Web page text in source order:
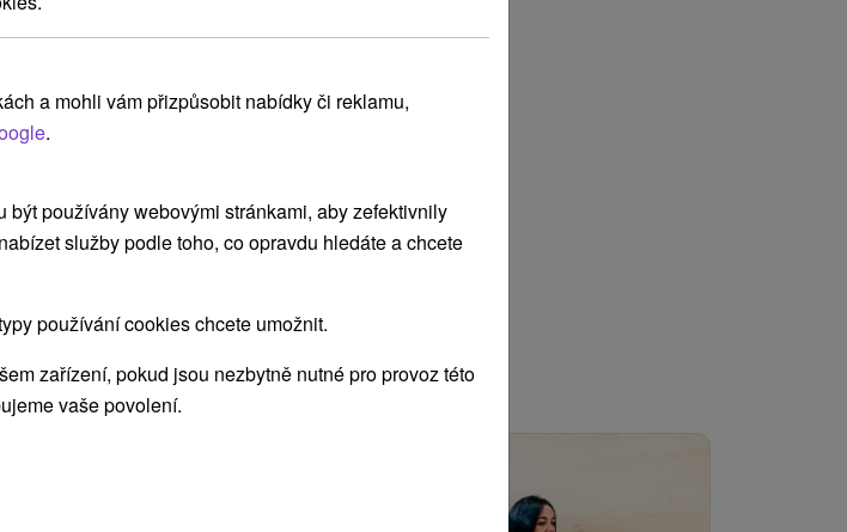
časti Spišskej Novej Vsi,
moderné ubytovanie
ZOBRAZIT
a mohli vám přizpůsobit nabídky či reklamu,
.
používány webovými stránkami, aby zefektivnily
služby podle toho, co opravdu hledáte a chcete
používání cookies chcete umožnit.
zařízení, pokud jsou nezbytně nutné pro provoz této
vaše povolení.